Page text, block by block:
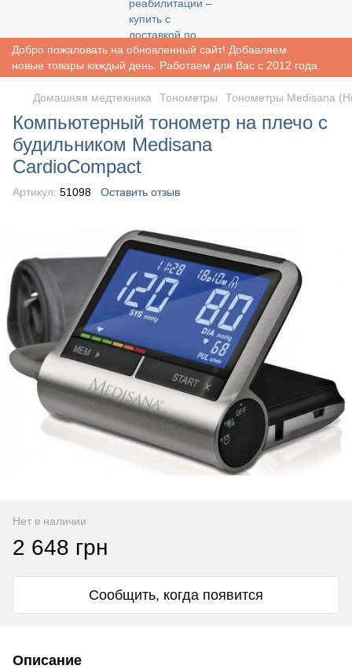
Добро пожаловать на обновленный сайт! Добавляем
новые товары каждый день. Работаем для Вас с 2012 года.
Домашняя медтехника Тонометры Тонометры Medisana
Компьютерный тонометр на плечо с
будильником Medisana
CardioCompact
Артикул: 51098 Оставить отзыв
Нет в наличии
2 648 грн
Сообщить, когда появится
Описание